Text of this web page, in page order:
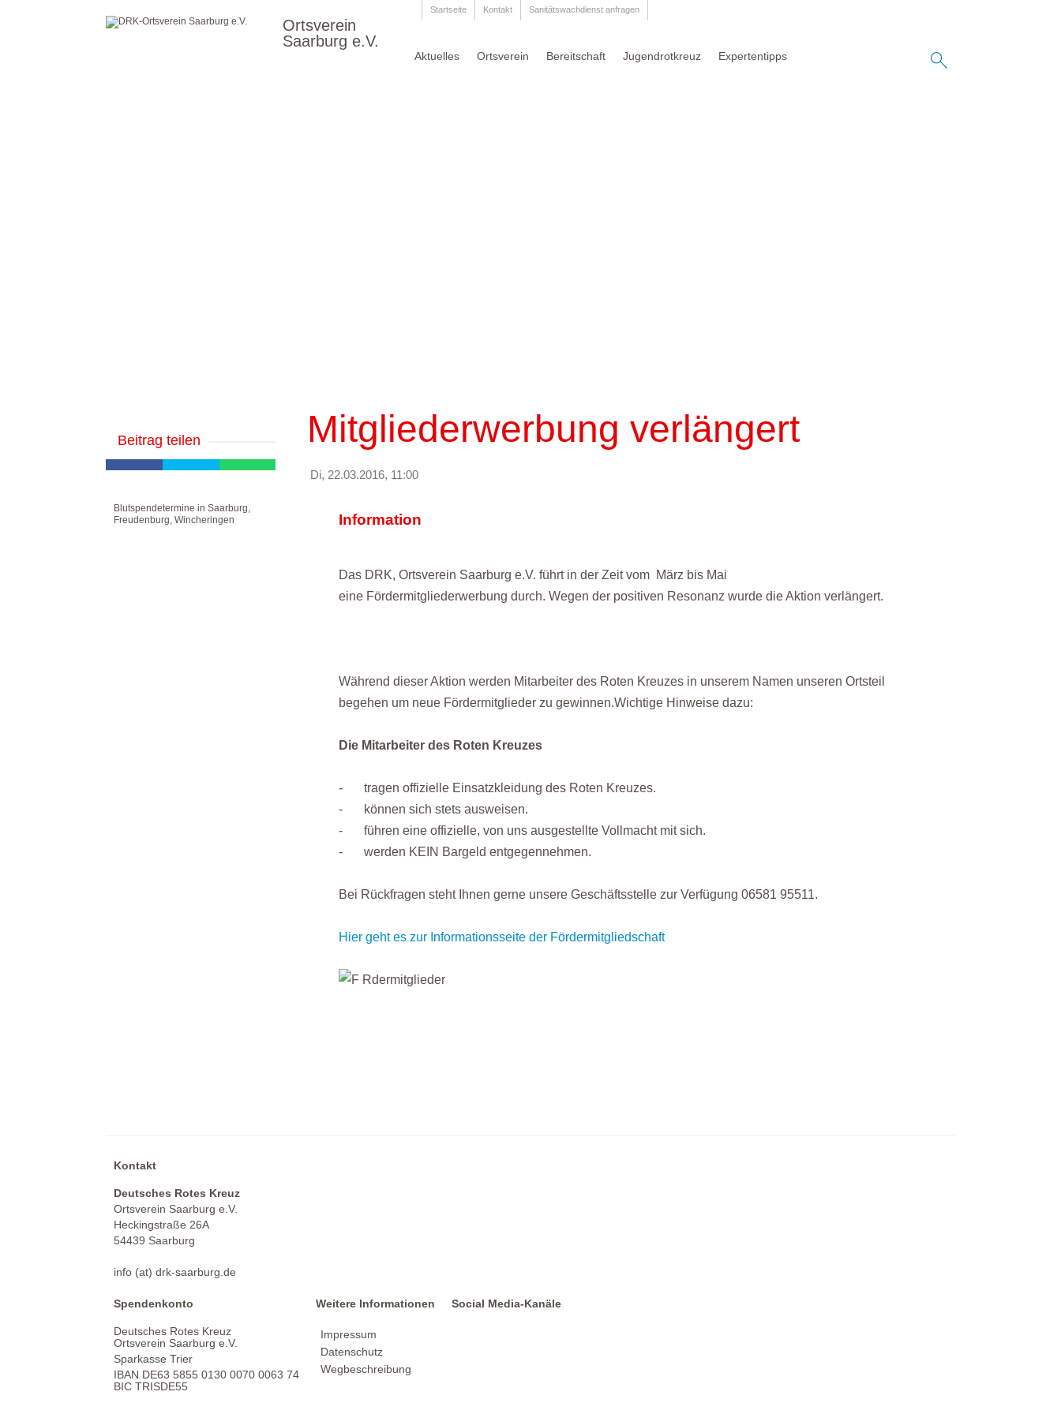
Ortsverein
Saarburg e.V.
Startseite Kontakt Sanitätswachdienst anfragen
Aktuelles Ortsverein Bereitschaft Jugendrotkreuz Expertentipps
Mitgliederwerbung verlängert
Di, 22.03.2016, 11:00
Information
Das DRK, Ortsverein Saarburg e.V. führt in der Zeit vom März bis Mai
eine Fördermitgliederwerbung durch. Wegen der positiven Resonanz wurde die Aktion verlängert.
Während dieser Aktion werden Mitarbeiter des Roten Kreuzes in unserem Namen unseren Ortsteil
begehen um neue Fördermitglieder zu gewinnen.Wichtige Hinweise dazu:
Die Mitarbeiter des Roten Kreuzes
-
tragen offizielle Einsatzkleidung des Roten Kreuzes.
-
können sich stets ausweisen.
-
führen eine offizielle, von uns ausgestellte Vollmacht mit sich.
-
werden KEIN Bargeld entgegennehmen.
Bei Rückfragen steht Ihnen gerne unsere Geschäftsstelle zur Verfügung 06581 95511.
Hier geht es zur Informationsseite der Fördermitgliedschaft
Beitrag teilen
Blutspendetermine in Saarburg,
Freudenburg, Wincheringen
Kontakt
Deutsches Rotes Kreuz
Ortsverein Saarburg e.V.
Heckingstraße 26A
54439 Saarburg
info (at) drk-saarburg.de
Spendenkonto
Deutsches Rotes Kreuz
Ortsverein Saarburg e.V.
Sparkasse Trier
IBAN DE63 5855 0130 0070 0063 74
BIC TRISDE55
Weitere Informationen
Impressum
Datenschutz
Wegbeschreibung
Social Media-Kanäle